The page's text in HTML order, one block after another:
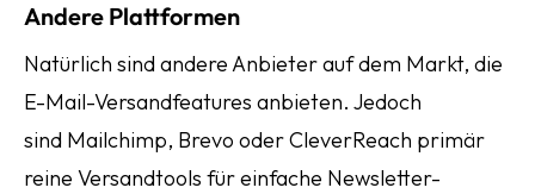
Andere Plattformen
Natürlich sind andere Anbieter auf dem Markt, die
E-Mail-Versandfeatures anbieten. Jedoch
sind Mailchimp, Brevo oder CleverReach primär
reine Versandtools für einfache Newsletter-